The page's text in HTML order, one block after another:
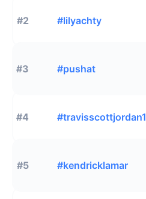
#2 #lilyachty
#3 #pushat
#4 #travisscottjordan1
#5 #kendricklamar